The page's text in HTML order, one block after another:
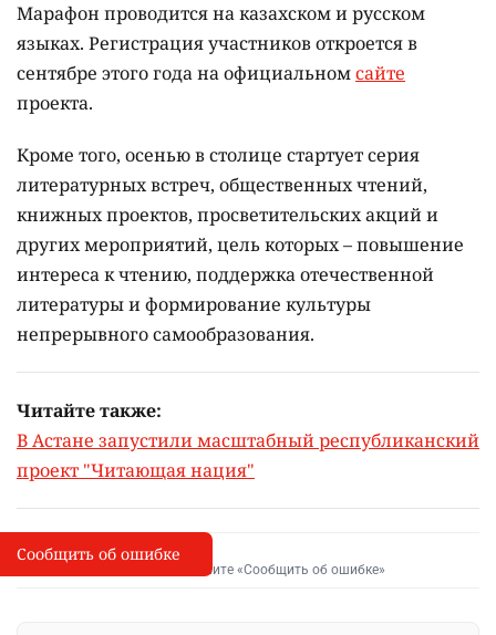
Марафон проводится на казахском и русском
языках. Регистрация участников откроется в
сентябре этого года на официальномсайте
проекта.
Кроме того, осенью в столице стартует серия
литературных встреч, общественных чтений,
книжных проектов, просветительских акций и
других мероприятий, цель которых –повышение
интереса к чтению, поддержка отечественной
литературы и формирование культуры
непрерывного самообразования.
Читайте также:
В Астане запустили масштабный республиканский
проект "Читающая нация"
I
Сообщить об опечатке
Выделите фрагмент и нажмите «Сообщить об ошибке»
Сообщить об ошибке